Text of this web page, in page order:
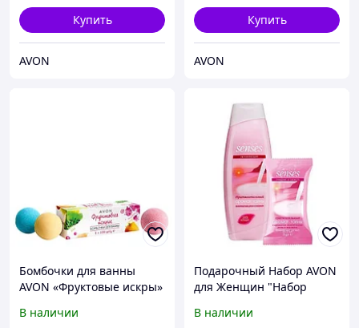
Купить
AVON
Купить
AVON
Бомбочки для ванны
AVON «Фруктовые искры»
В наличии
Подарочный Набор AVON
для Женщин "Набор
Ейвон, Avon
В наличии